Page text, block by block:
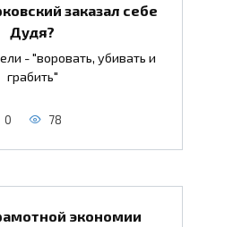
заказал себе
Дудя?
- "воровать, убивать и
грабить"
0 78
экономии